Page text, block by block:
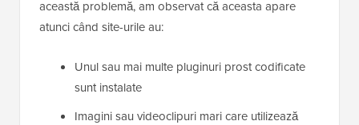
această problemă, am observat că aceasta apare
atunci când site-urile au:
Unul sau mai multe pluginuri prost codificate
sunt instalate
Imagini sau videoclipuri mari care utilizează